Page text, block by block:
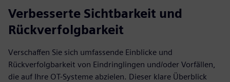
Verbesserte Sichtbarkeit und
Rückverfolgbarkeit
Verschaffen Sie sich umfassende Einblicke und
Rückverfolgbarkeit von Eindringlingen und/oder Vorfällen,
die auf Ihre OT-Systeme abzielen. Dieser klare Überblick